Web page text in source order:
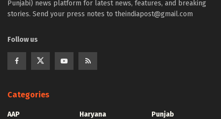
Punjabi) news platform for latest news, features, and breaking
stories. Send your press notes to theindiapost@gmail.com
Follow us
Categories
AAP
Haryana
Punjab